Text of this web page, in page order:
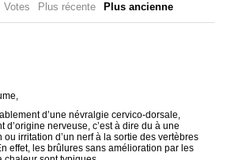
Votes Plus récente Plus ancienne
d’une névralgie cervico-dorsale,
d’origine nerveuse, c’est à dire du à une
ou irritation d’un nerf à la sortie des vertèbres
effet, les brûlures sans amélioration par les